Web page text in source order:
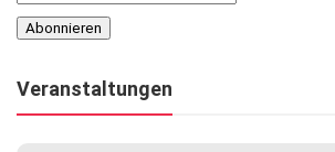
Veranstaltungen